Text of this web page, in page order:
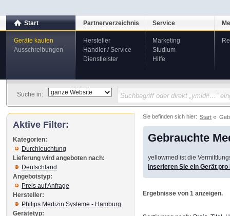
Start
Geräte kaufen
Ausschreibungen
Partnerverzeichnis
Hersteller
Händler / Service
Dienstleister
Service
Marketing
Studium
Hilfe
Suche in:
Sie befinden sich hier: Start
Gebrauchte
yellowmed ist die
inserieren Sie ein Gerät
Ergebnisse von 1 anzeigen.
Aktive Filter:
Kategorien:
Durchleuchtung
Lieferung wird angeboten nach:
Deutschland
Angebotstyp:
Preis auf Anfrage
Hersteller:
Philips Medizin Systeme - Hamburg
Gerätetyp: